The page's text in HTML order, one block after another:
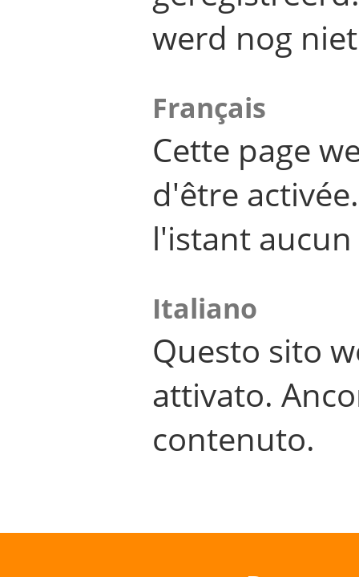
werd nog
Français
Cette page
d'être
l'istant
Italiano
Questo sito
attivato.
contenuto.